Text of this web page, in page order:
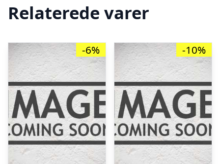
Relaterede varer
-6% -10%